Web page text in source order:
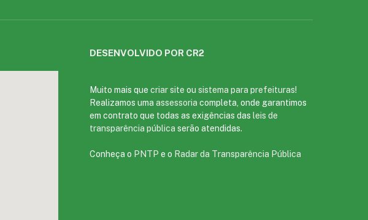
DESENVOLVIDO POR CR2
Muito mais que criar site ou sistema para prefeituras!
Realizamos uma assessoria completa, onde garantimos
em contrato que todas as exigências das leis de
transparência pública serão atendidas.
Conheça o PNTP e o Radar da Transparência Pública